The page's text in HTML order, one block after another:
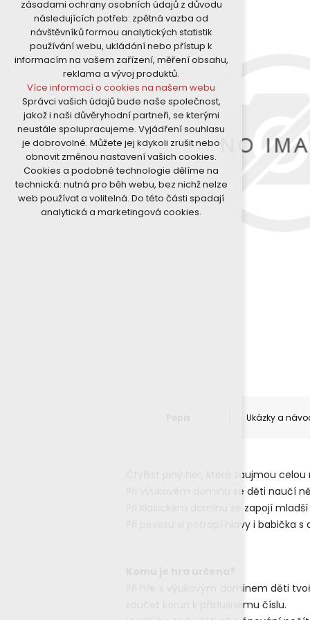
nutná pro provozování webu
udržení kontextu stránek (session):
případná přihlášení, volby jazyka, apod.
Volitelná cookies
analytická pro anonymizované
vyhodnocení návštěvnosti
marketingová cookies (Google)
Více informací o cookies na našem webu
Přijmout všechny cookies
Odmítnout vše
zásadami ochrany osobních údajů z důvodu
následujících potřeb: zpětná vazba od
návštěvníků formou analytických statistik
používání webu, ukládání nebo přístup k
informacím na vašem zařízení, měření obsahu,
reklama a vývoj produktů.
Více informací o cookies na našem webu
Správci vašich údajů bude naše společnost,
jakož i naši důvěryhodní partneři, se kterými
neustále spolupracujeme. Vyjádření souhlasu
je dobrovolné. Můžete jej kdykoli zrušit nebo
obnovit změnou nastavení vašich cookies.
Cookies a podobné technologie dělíme na
technická: nutná pro běh webu, bez nichž nelze
web používat a volitelná. Do této části spadají
analytická a marketingová cookies.
Ukázky a
Čtyřlist plný her, které zaujmou
Při výukovém dominu se děti naučí
Při klasickém dominu se zapojí
Při pexesu si potrápí hlavy i babička s
Při hře s výukovým dominem děti
součet korun k příslušnému číslu.